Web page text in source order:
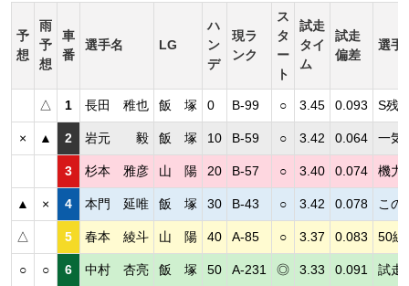
予
想
雨
予
想
車
番
選手名 LG
ハ
ン
デ
現ラ
ンク
ス
タ
ー
ト
試走
タイ
ム
試走
偏差
選手
△ 1 長田 稚也 飯 塚 0 B-99 ○ 3.45 0.093 S残
× ▲ 2 岩元 毅 飯 塚 10 B-59 ○ 3.42 0.064 一気
3 杉本 雅彦 山 陽 20 B-57 ○ 3.40 0.074 機力
▲ × 4 本門 延唯 飯 塚 30 B-43 ○ 3.42 0.078 この
△ 5 春本 綾斗 山 陽 40 A-85 ○ 3.37 0.083 50線
○ ○ 6 中村 杏亮 飯 塚 50 A-231 ◎ 3.33 0.091 試走